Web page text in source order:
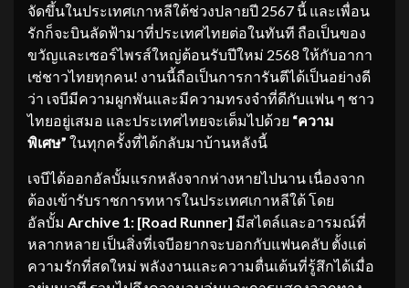
จัดขึ้นในประเทศเกาหลีใต้ช่วงปลายปี 2567 นี้ และเพื่อน
รักก็จะบินลัดฟ้ามาที่ประเทศไทยต่อในทันที ถือเป็นของ
ขวัญและเซอร์ไพรส์ใหญ่ต้อนรับปีใหม่ 2568 ให้กับอากา
เซ่ชาวไทยทุกคน! งานนี้ถือเป็นการการันตีได้เป็นอย่างดี
ว่า เจบีมีความผูกพันและมีความทรงจำที่ดีกับแฟน ๆ ชาว
ไทยอยู่เสมอ และประเทศไทยจะเต็มไปด้วย “ความ
พิเศษ” ในทุกครั้งที่ได้กลับมาบ้านหลังนี้
เจบีได้ออกอัลบั้มแรกหลังจากห่างหายไปนาน เนื่องจาก
ต้องเข้ารับราชการทหารในประเทศเกาหลีใต้ โดย
อัลบั้ม Archive 1: [Road Runner] มีสไตล์และอารมณ์ที่
หลากหลาย เป็นสิ่งที่เจบีอยากจะบอกกับแฟนคลับ ตั้งแต่
ความรักที่สดใหม่ พลังงานและความตื่นเต้นที่รู้สึกได้เมื่อ